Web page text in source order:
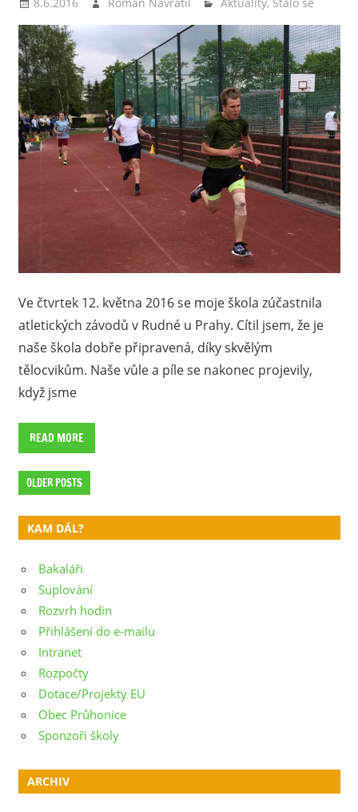
Ve čtvrtek 12. května 2016 se moje škola zúčastnila
atletických závodů v Rudné u Prahy. Cítil jsem, že je
naše škola dobře připravená, díky skvělým
tělocvikům. Naše vůle a píle se nakonec projevily,
když jsme
READ MORE
OLDER POSTS
KAM DÁL?
Bakaláři
Suplování
Rozvrh hodin
Přihlášení do e-mailu
Intranet
Rozpočty
Dotace/Projekty EU
Obec Průhonice
Sponzoři školy
ARCHIV